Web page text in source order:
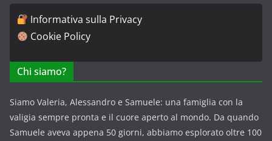
Informativa sulla Privacy
Cookie Policy
Chi siamo?
Siamo Valeria, Alessandro e Samuele: una famiglia con la
valigia sempre pronta e il cuore aperto al mondo. Da quando
Samuele aveva appena 50 giorni, abbiamo esplorato oltre 100